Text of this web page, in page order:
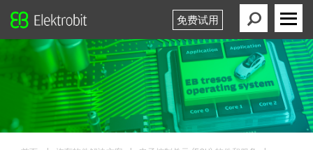
免费试用
Elektrobit
Primary
Menu